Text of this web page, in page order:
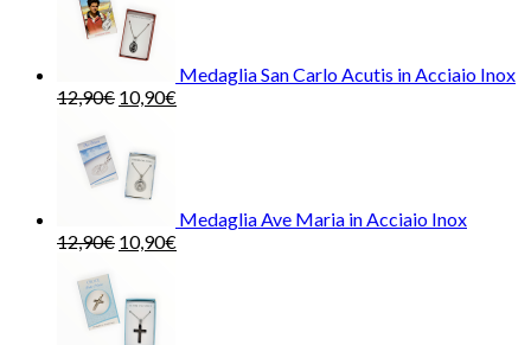
Medaglia San Carlo Acutis in Acciaio Inox
12,90€ 10,90€
Medaglia Ave Maria in Acciaio Inox
12,90€ 10,90€